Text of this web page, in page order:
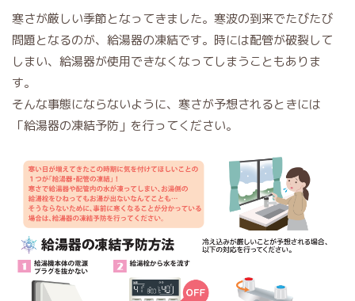
寒さが厳しい季節となってきました。寒波の到来でたびたび
問題となるのが、給湯器の凍結です。時には配管が破裂して
しまい、給湯器が使用できなくなってしまうこともありま
す。
そんな事態にならないように、寒さが予想されるときには
「給湯器の凍結予防」を行ってください。